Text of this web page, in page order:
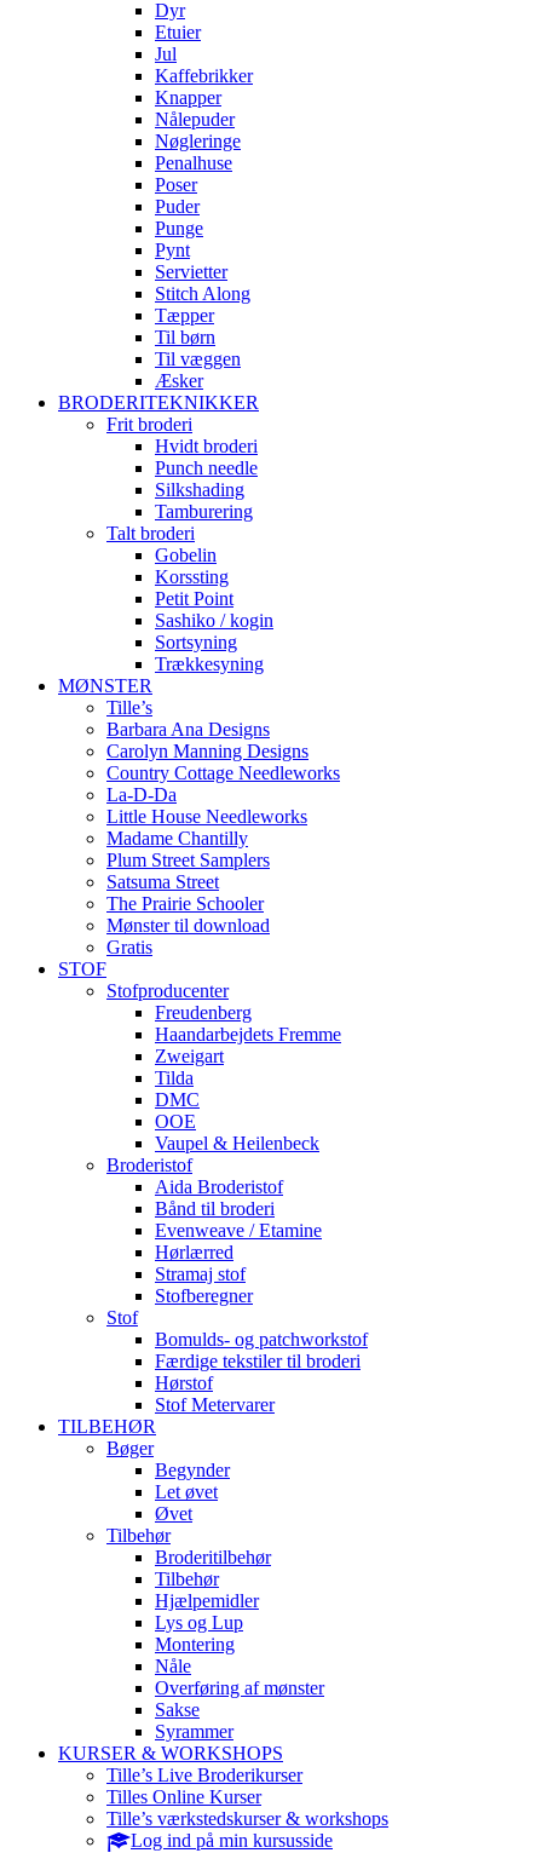
Dyr
Etuier
Jul
Kaffebrikker
Knapper
Nålepuder
Nøgleringe
Penalhuse
Poser
Puder
Punge
Pynt
Servietter
Stitch Along
Tæpper
Til børn
Til væggen
Æsker
BRODERITEKNIKKER
Frit broderi
Hvidt broderi
Punch needle
Silkshading
Tamburering
Talt broderi
Gobelin
Korssting
Petit Point
Sashiko / kogin
Sortsyning
Trækkesyning
MØNSTER
Tille’s
Barbara Ana Designs
Carolyn Manning Designs
Country Cottage Needleworks
La-D-Da
Little House Needleworks
Madame Chantilly
Plum Street Samplers
Satsuma Street
The Prairie Schooler
Mønster til download
Gratis
STOF
Stofproducenter
Freudenberg
Haandarbejdets Fremme
Zweigart
Tilda
DMC
OOE
Vaupel & Heilenbeck
Broderistof
Aida Broderistof
Bånd til broderi
Evenweave / Etamine
Hørlærred
Stramaj stof
Stofberegner
Stof
Bomulds- og patchworkstof
Færdige tekstiler til broderi
Hørstof
Stof Metervarer
TILBEHØR
Bøger
Begynder
Let øvet
Øvet
Tilbehør
Broderitilbehør
Tilbehør
Hjælpemidler
Lys og Lup
Montering
Nåle
Overføring af mønster
Sakse
Syrammer
KURSER & WORKSHOPS
Tille’s Live Broderikurser
Tilles Online Kurser
Tille’s værkstedskurser & workshops
Log ind på min kursusside